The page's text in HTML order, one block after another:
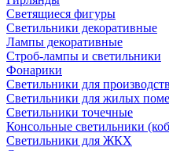
Светящиеся фигуры
Светильники декоративные
Лампы декоративные
Строб-лампы и светильники
Фонарики
Светильники для
Светильники для жилых
Светильники точечные
Консольные светильники
Светильники для ЖКХ